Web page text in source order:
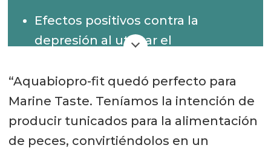
Efectos positivos contra la
depresión al utilizar el
desarrollado en el proyecto EU-
BBI-JU-H2020 Aquabiopro-fit. Los
ingredientes han sido
desarrollados por Nofima,
“Aquabiopro-fit quedó perfecto para
Marine Taste. Teníamos la intención de
producir tunicados para la alimentación
de peces, convirtiéndolos en un